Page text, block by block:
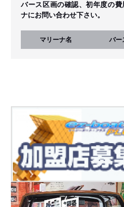
バース区画の確認、初年度の
ナにお問い合わせ下さい。
マリーナ名 バー